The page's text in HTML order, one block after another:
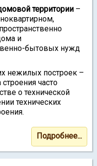
территории –
и
бытовых нужд
нежилых построек –
часто
о технической
технических
Подробнее...